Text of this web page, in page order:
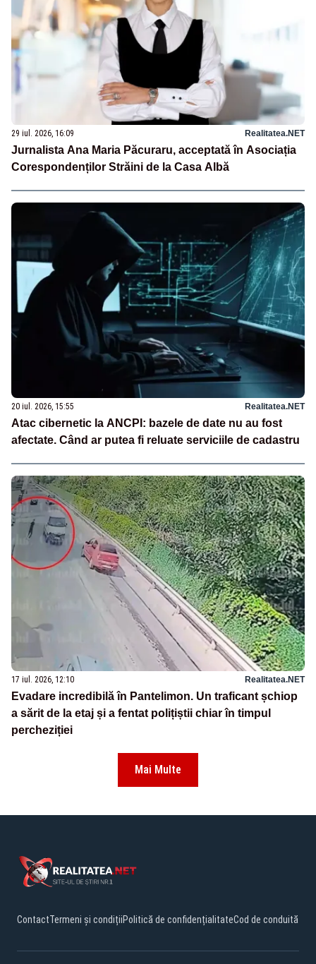
29 iul. 2026, 16:09 Realitatea.NET
Jurnalista Ana Maria Păcuraru, acceptată în Asociația
Corespondenților Străini de la Casa Albă
20 iul. 2026, 15:55 Realitatea.NET
Atac cibernetic la ANCPI: bazele de date nu au fost
afectate. Când ar putea fi reluate serviciile de cadastru
17 iul. 2026, 12:10 Realitatea.NET
Evadare incredibilă în Pantelimon. Un traficant șchiop
a sărit de la etaj și a fentat polițiștii chiar în timpul
percheziției
Mai Multe
ContactTermeni și condițiiPolitică de confidențialitateCod de conduită